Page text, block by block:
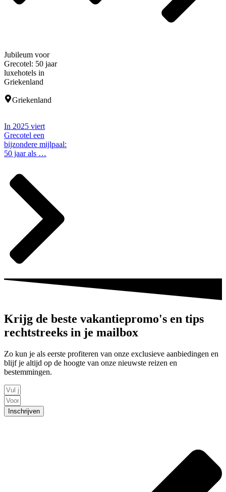
Jubileum voor
Grecotel: 50 jaar
luxehotels in
Griekenland
Griekenland
In 2025 viert
Grecotel een
bijzondere mijlpaal:
50 jaar als …
Krijg de beste vakantiepromo's en tips
rechtstreeks in je mailbox
Zo kun je als eerste profiteren van onze exclusieve aanbiedingen en
blijf je altijd op de hoogte van onze nieuwste reizen en
bestemmingen.
Inschrijven